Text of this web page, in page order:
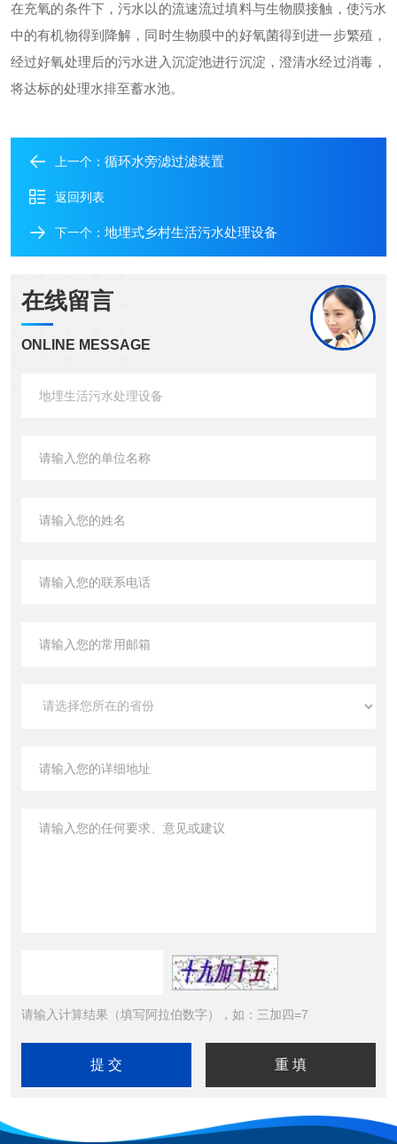
在充氧的条件下，污水以的流速流过填料与生物膜接触，使污水
中的有机物得到降解，同时生物膜中的好氧菌得到进一步繁殖，
经过好氧处理后的污水进入沉淀池进行沉淀，澄清水经过消毒，
将达标的处理水排至蓄水池。
上一个： 循环水旁滤过滤装置
返回列表
下一个： 地埋式乡村生活污水处理设备
在线留言
ONLINE MESSAGE
请输入计算结果（填写阿拉伯数字），如：三加四=7